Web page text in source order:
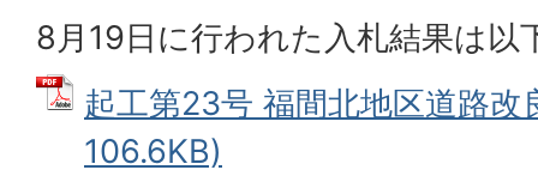
8月19日に行われた入札結果は以
起工第23号 福間北地区道路
106.6KB)